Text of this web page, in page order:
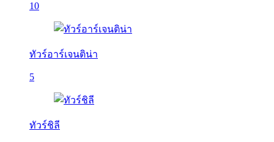
10
ทัวร์อาร์เจนติน่า
5
ทัวร์ชิลี